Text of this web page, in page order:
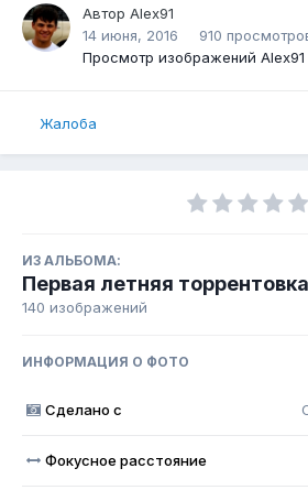
Автор Alex91
14 июня, 2016
910
Просмотр изображений Alex91
Жалоба
ИЗ АЛЬБОМА:
Первая летняя
140 изображений
ИНФОРМАЦИЯ О ФОТО
Сделано с
Фокусное расстояние